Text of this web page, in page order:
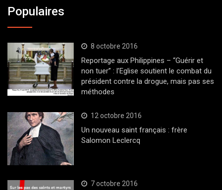
Populaires
8 octobre 2016
Reportage aux Philippines – “Guérir et
non tuer” : l’Eglise soutient le combat du
président contre la drogue, mais pas ses
méthodes
12 octobre 2016
Un nouveau saint français : frère
Salomon Leclercq
7 octobre 2016